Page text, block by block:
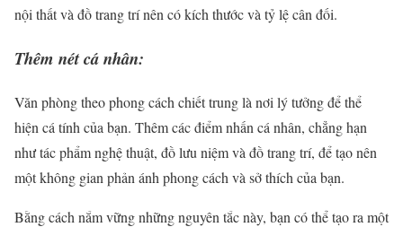
nội thất và đồ trang trí nên có kích thước và tỷ lệ cân đối.
Thêm nét cá nhân:
Văn phòng theo phong cách chiết trung là nơi lý tưởng để thể
hiện cá tính của bạn. Thêm các điểm nhấn cá nhân, chẳng hạn
như tác phẩm nghệ thuật, đồ lưu niệm và đồ trang trí, để tạo nên
một không gian phản ánh phong cách và sở thích của bạn.
Bằng cách nắm vững những nguyên tắc này, bạn có thể tạo ra một